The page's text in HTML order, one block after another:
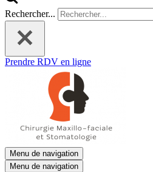
Rechercher...
Prendre RDV en ligne
Menu de navigation
Menu de navigation